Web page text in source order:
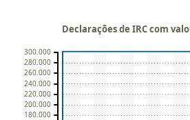
Declarações de IRC com
180.000
200.000
220.000
240.000
260.000
280.000
300.000